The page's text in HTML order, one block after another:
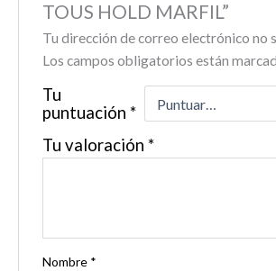
TOUS HOLD MARFIL”
Tu dirección de correo electrónico no
Los campos obligatorios están
Tu
puntuación *
Tu valoración *
Nombre *